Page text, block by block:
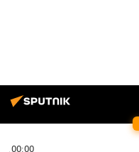
00:00